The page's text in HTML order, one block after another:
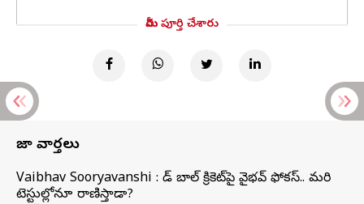
మీరు పూర్తి చేశారు
తాజా వార్తలు
Vaibhav Sooryavanshi : రెడ్ బాల్ క్రికెట్‌పై వైభవ్ ఫోకస్.. మరి
టెస్టుల్లోనూ రాణిస్తాడా?